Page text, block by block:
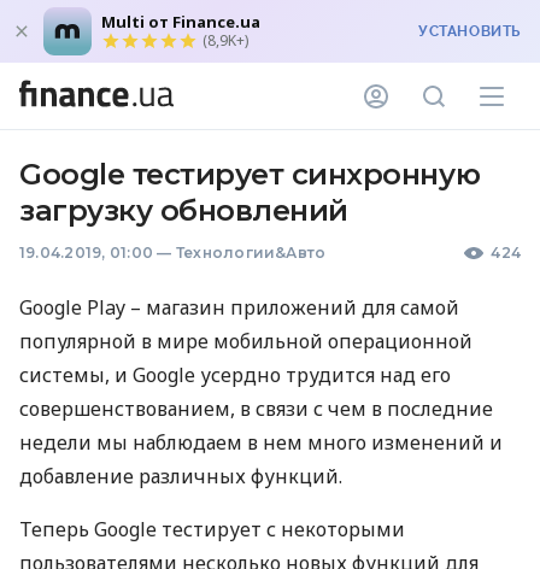
Multi от Finance.ua
(8,9K+) УСТАНОВИТЬ
Google тестирует синхронную
загрузку обновлений
19.04.2019, 01:00 — Технологии&Авто 424
Google Play – магазин приложений для самой
популярной в мире мобильной операционной
системы, и Google усердно трудится над его
совершенствованием, в связи с чем в последние
недели мы наблюдаем в нем много изменений и
добавление различных функций.
Теперь Google тестирует с некоторыми
пользователями несколько новых функций для